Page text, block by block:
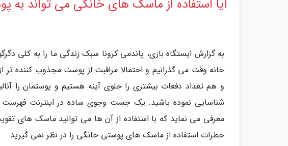
آیا استفاده از ماسک های خانگی می تواند به
به گزارش ایستگاه بازی، پاندمی کرونا سبک زندگی ما را به کلی
خانه وقت می گذرانیم و احتمالا مراقبت از پوست مجذوب کننده
و هم تعداد دفعات بیشتری را جلوی آینه هستیم و پوستمان را
شناسایی نموده باشید. یک جست وجوی ساده در اینترنت فهرست
معرفی می نماید که با استفاده از آن ها می توانید ماسک های
خطرات استفاده از ماسک های پوستی خانگی را در نظر نمی گیرید.